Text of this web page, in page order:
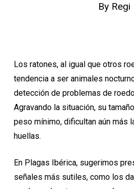
By Regi
Los ratones, al igual que otros
tendencia a ser animales
detección de problemas de
Agravando la situación, su
peso mínimo, dificultan aún más
huellas.
En Plagas Ibérica, sugerimos
señales más sutiles, como los